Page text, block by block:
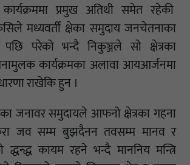
प्रमुख अतिथी समेत रहेकी
मध्यवर्ती क्षेका समुदाय जनचेतनाका
परेको भन्दै निकुञ्जले सो क्षेत्रका
कार्यक्रमका अलावा आयआर्जनमा
राखेकि हुन ।
जनावर समुदायले आफनो क्षेत्रका गहना
जव सम्म बुझदैनन तवसम्म मानव र
कायम रहने भन्दै माननिय मन्त्रि